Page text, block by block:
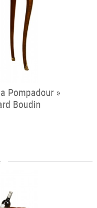
Pompadour »
Boudin